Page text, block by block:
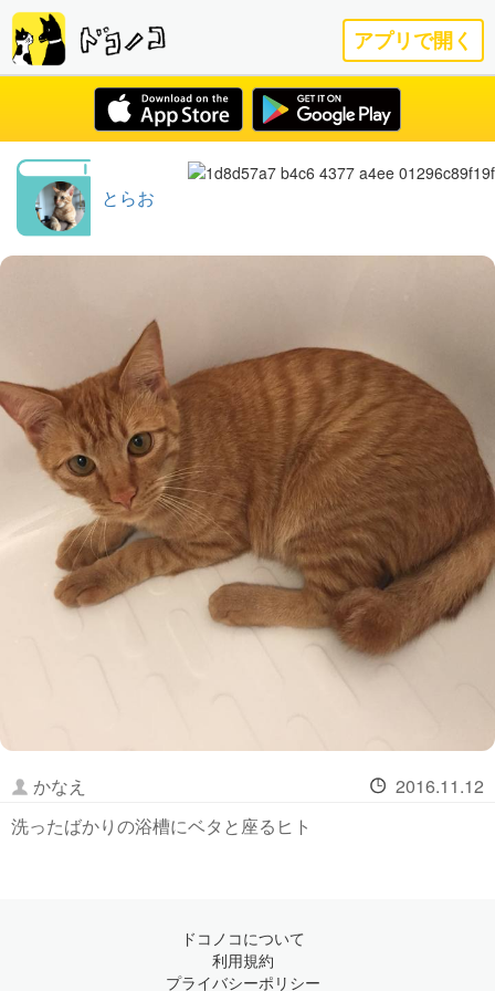
アプリで開く
とらお
かなえ
2016.11.12
洗ったばかりの浴槽にベタと座るヒト
ドコノコについて
利用規約
プライバシーポリシー